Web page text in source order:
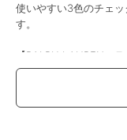
使いやすい3色のチェ
す。
【RALPH LAUREN（
1967年に創業以来、ア
ム、フレグランス、ホ
界的ファッションブラ